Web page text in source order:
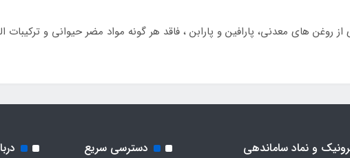
از روغن های معدنی، پارافین و پارابن ، فاقد هر گونه مواد مضر حیوانی و ترکیبات
و نماد ساماندهی دسترسی سریع